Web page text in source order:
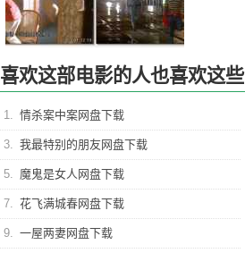
喜欢这部电影的人也喜欢这些
1. 情杀案中案网盘下载
3. 我最特别的朋友网盘下载
5. 魔鬼是女人网盘下载
7. 花飞满城春网盘下载
9. 一屋两妻网盘下载